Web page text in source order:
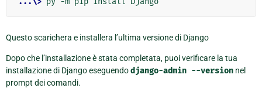
Questo scarichera e installera l’ultima versione di Django
Dopo che l’installazione è stata completata, puoi verificare la tua
installazione di Django eseguendodjango-admin --version nel
prompt dei comandi.